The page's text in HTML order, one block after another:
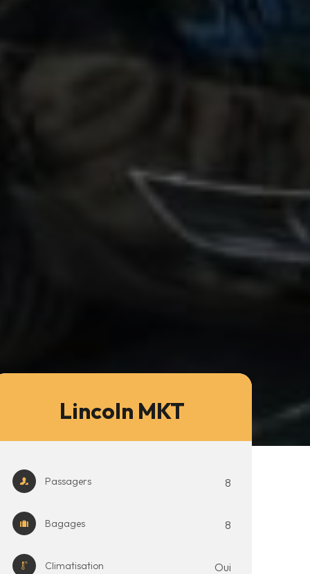
Lincoln MKT
Passagers 8
Bagages 8
Climatisation Oui